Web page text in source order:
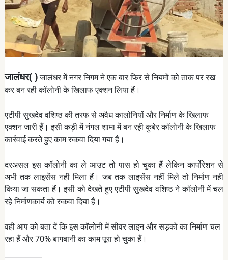
जालंधर( )जालंधर में नगर निगम ने एक बार फिर से नियमों को ताक पर रख
कर बन रही कॉलोनी के खिलाफ एक्शन लिया हैं।
एटीपी सुखदेव वशिष्ठ की तरफ से अवैध कालोनियों और निर्माण के खिलाफ
एक्शन जारी हैं। इसी कड़ी में नंगल शामा में बन रही कुबेर कॉलोनी के खिलाफ
कार्रवाई करते हुए काम रुकवा दिया गया हैं।
दरअसल इस कॉलोनी का ले आउट तो पास हो चुका हैं लेकिन कार्पोरेशन से
अभी तक लाइसेंस नही मिला हैं। जब तक लाइसेंस नहीं मिले तो निर्माण नही
किया जा सकता हैं। इसी को देखते हुए एटीपी सुखदेव वशिष्ठ ने कॉलोनी में चल
रहे निर्माणकार्य को रुकवा दिया हैं।
वही आप को बता दें कि इस कॉलोनी में सीवर लाइन और सड़को का निर्माण चल
रहा हैं और 70% बागबानी का काम पूरा हो चुका हैं।